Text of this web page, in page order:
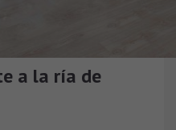
a la ría de